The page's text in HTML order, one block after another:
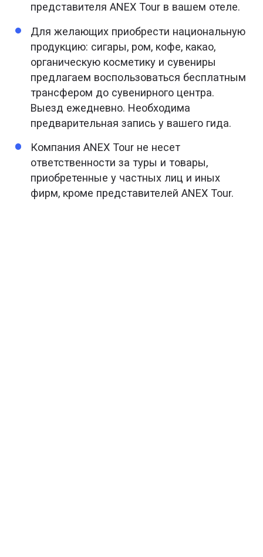
представителя ANEX Tour в вашем отеле.
Для желающих приобрести национальную
продукцию: сигары, ром, кофе, какао,
органическую косметику и сувениры
предлагаем воспользоваться бесплатным
трансфером до сувенирного центра.
Выезд ежедневно. Необходима
предварительная запись у вашего гида.
Компания ANEX Tour не несет
ответственности за туры и товары,
приобретенные у частных лиц и иных
фирм, кроме представителей ANEX Tour.